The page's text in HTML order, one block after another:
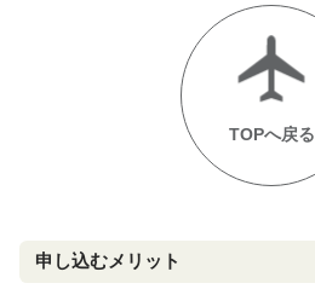
TOPへ戻る
申し込むメリット